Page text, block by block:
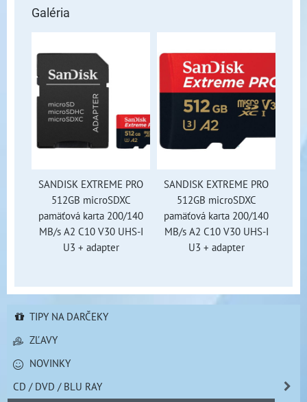
Galéria
SANDISK EXTREME PRO
512GB microSDXC
pamäťová karta 200/140
MB/s A2 C10 V30 UHS-I
U3 + adapter
SANDISK EXTREME PRO
512GB microSDXC
pamäťová karta 200/140
MB/s A2 C10 V30 UHS-I
U3 + adapter
TIPY NA DARČEKY
ZĽAVY
NOVINKY
CD / DVD / BLU RAY